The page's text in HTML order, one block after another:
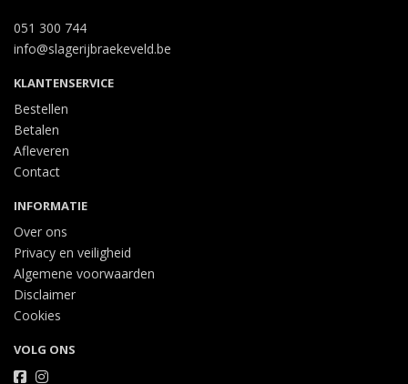
051 300 744
info@slagerijbraekeveld.be
KLANTENSERVICE
Bestellen
Betalen
Afleveren
Contact
INFORMATIE
Over ons
Privacy en veiligheid
Algemene voorwaarden
Disclaimer
Cookies
VOLG ONS